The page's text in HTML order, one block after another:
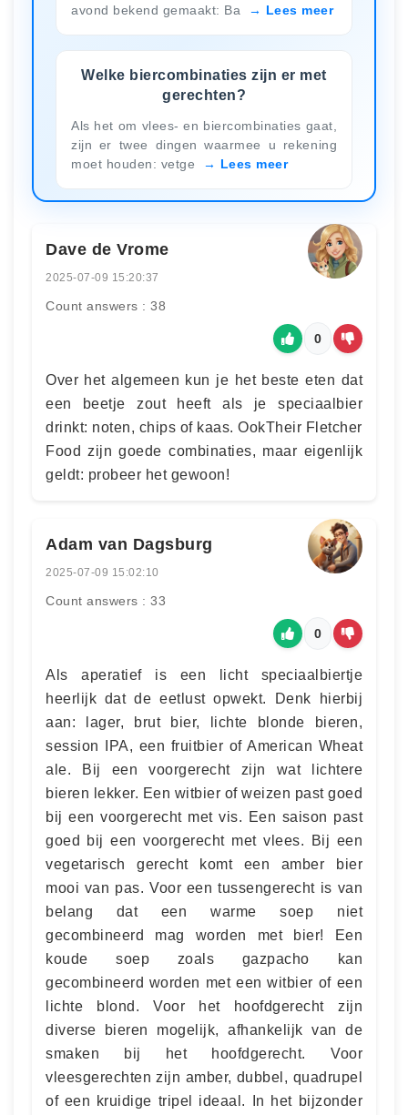
avond bekend gemaakt: Ba Lees meer
Welke biercombinaties zijn er met
gerechten?
Als het om vlees- en biercombinaties gaat,
zijn er twee dingen waarmee u rekening
moet houden: vetge
Lees meer
Dave de Vrome
2025-07-09 15:20:37
Count answers : 38
0
Over het algemeen kun je het beste eten dat
een beetje zout heeft als je speciaalbier
drinkt: noten, chips of kaas. OokTheir Fletcher
Food zijn goede combinaties, maar eigenlijk
geldt: probeer het gewoon!
Adam van Dagsburg
2025-07-09 15:02:10
Count answers : 33
0
Als aperatief is een licht speciaalbiertje
heerlijk dat de eetlust opwekt. Denk hierbij
aan: lager, brut bier, lichte blonde bieren,
session IPA, een fruitbier of American Wheat
ale. Bij een voorgerecht zijn wat lichtere
bieren lekker. Een witbier of weizen past goed
bij een voorgerecht met vis. Een saison past
goed bij een voorgerecht met vlees. Bij een
vegetarisch gerecht komt een amber bier
mooi van pas. Voor een tussengerecht is van
belang dat een warme soep niet
gecombineerd mag worden met bier! Een
koude soep zoals gazpacho kan
gecombineerd worden met een witbier of een
lichte blond. Voor het hoofdgerecht zijn
diverse bieren mogelijk, afhankelijk van de
smaken bij het hoofdgerecht. Voor
vleesgerechten zijn amber, dubbel, quadrupel
of een kruidige tripel ideaal. In het bijzonder